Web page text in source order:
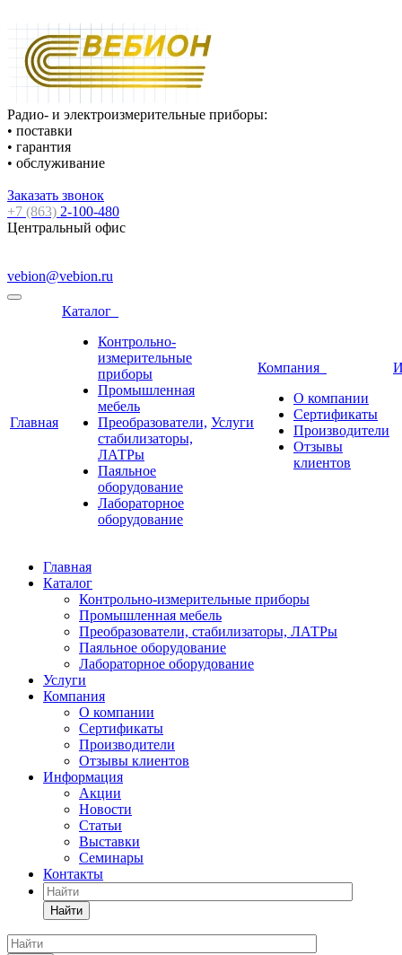
Радио- и электроизмерительные приборы:
• поставки
• гарантия
• обслуживание
Заказать звонок
+7 (863) 2-100-480
Центральный офис
vebion@vebion.ru
Главная
Каталог
Контрольно-
измерительные
приборы
Промышленная
мебель
Преобразователи,
стабилизаторы,
ЛАТРы
Паяльное
оборудование
Лабораторное
оборудование
Услуги
Компания
О компании
Сертификаты
Производители
Отзывы
клиентов
Главная
Каталог
Контрольно-измерительные приборы
Промышленная мебель
Преобразователи, стабилизаторы, ЛАТРы
Паяльное оборудование
Лабораторное оборудование
Услуги
Компания
О компании
Сертификаты
Производители
Отзывы клиентов
Информация
Акции
Новости
Статьи
Выставки
Семинары
Контакты
Найти